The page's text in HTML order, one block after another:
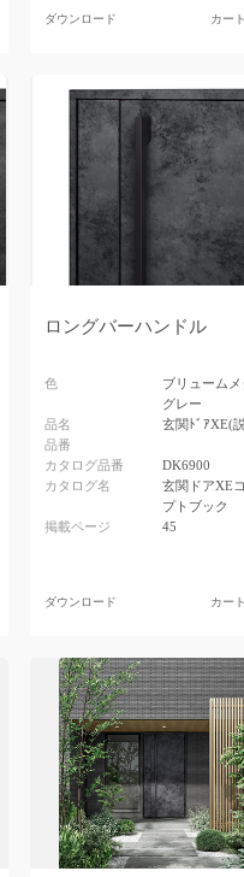
ダウンロード カー
ロングバーハンドル
色
ブリューム
グレー
品名
玄関ﾄﾞｱXE(
品番
カタログ品番
DK6900
カタログ名
玄関ドアXE
プトブック
掲載ページ
45
ダウンロード カー